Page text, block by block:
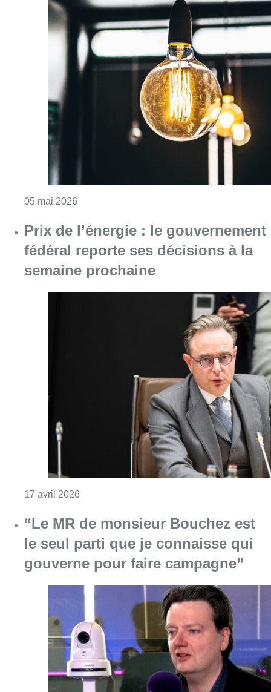
Consulter l'article "Les prix de l’électricité
Prix de l’énergie : le gouvernement
fédéral reporte ses décisions à la
semaine prochaine
Consulter l'article "Prix de l’énergie : le
“Le MR de monsieur Bouchez est
le seul parti que je connaisse qui
gouverne pour faire campagne”
17 avril 2026Consulter l'article "“Le MR de monsieur
La plateforme logement dénonce la
fin de la limitation d’indexation des